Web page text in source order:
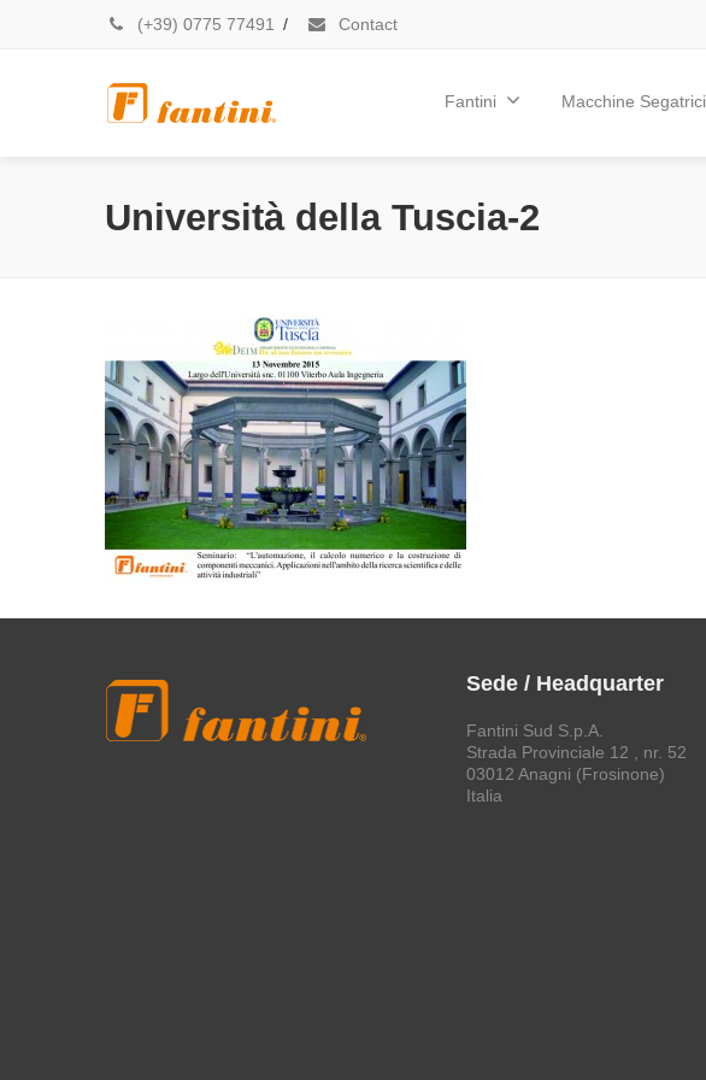
(+39) 0775 77491 / Contact
Fantini Macchine Segatrici
Università della Tuscia-2
Sede / Headquarter
Fantini Sud S.p.A.
Strada Provinciale 12 , nr. 52
03012 Anagni (Frosinone)
Italia